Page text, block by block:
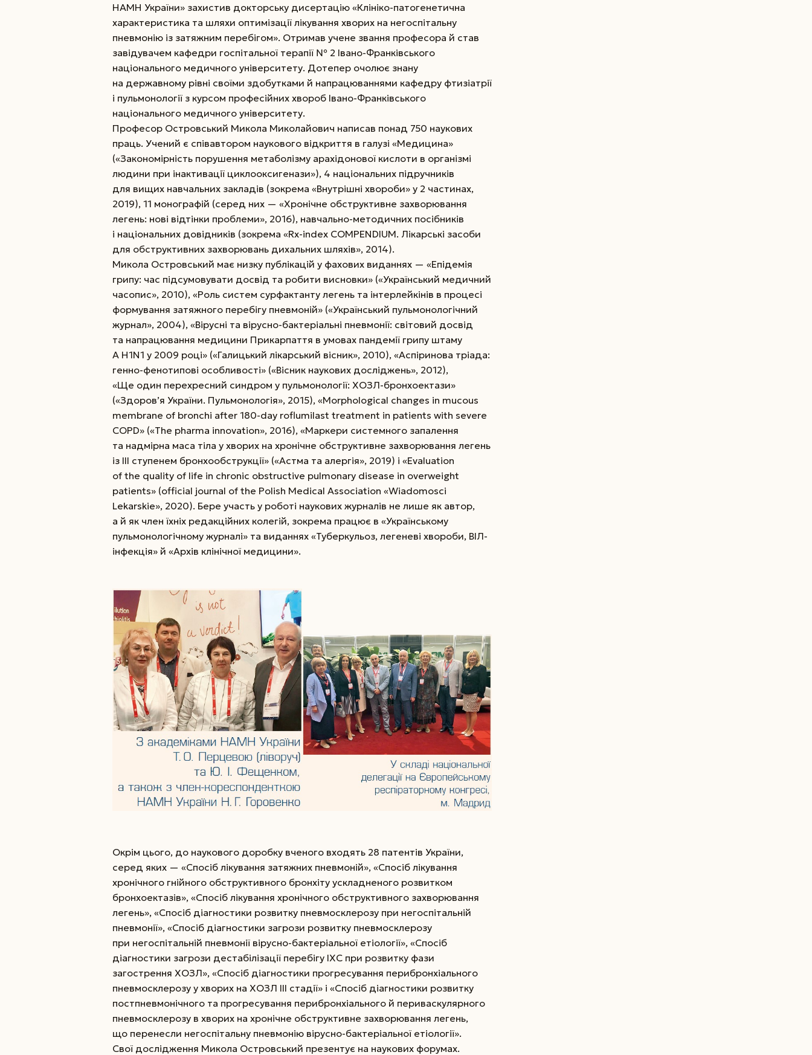
НАМН України» захистив докторську дисертацію «Клініко-патогенетична
характеристика та шляхи оптимізації лікування хворих на негоспітальну
пневмонію із затяжним перебігом». Отримав учене звання професора й став
завідувачем кафедри госпітальної терапії № 2 Івано-Франківського
національного медичного університету. Дотепер очолює знану
на державному рівні своїми здобутками й напрацюваннями кафедру фтизіатрії
і пульмонології з курсом професійних хвороб Івано-Франківського
національного медичного університету.
Професор Островський Микола Миколайович написав понад 750 наукових
праць. Учений є співавтором наукового відкриття в галузі «Медицина»
(«Закономірність порушення метаболізму арахідонової кислоти в організмі
людини при інактивації циклооксигенази»), 4 національних підручників
для вищих навчальних закладів (зокрема «Внутрішні хвороби» у 2 частинах,
2019), 11 монографій (серед них — «Хронічне обструктивне захворювання
легень: нові відтінки проблеми», 2016), навчально-методичних посібників
і національних довідників (зокрема «Rx-index COMPENDIUM. Лікарські засоби
для обструктивних захворювань дихальних шляхів», 2014).
Микола Островський має низку публікацій у фахових виданнях — «Епідемія
грипу: час підсумовувати досвід та робити висновки» («Український медичний
часопис», 2010), «Роль систем сурфактанту легень та інтерлейкінів в процесі
формування затяжного перебігу пневмоній» («Український пульмонологічний
журнал», 2004), «Вірусні та вірусно-бактеріальні пневмонії: світовий досвід
та напрацювання медицини Прикарпаття в умовах пандемії грипу штаму
А Н1N1 у 2009 році» («Галицький лікарський вісник», 2010), «Аспіринова тріада:
генно-фенотипові особливості» («Вісник наукових досліджень», 2012),
«Ще один перехресний синдром у пульмонології: ХОЗЛ-бронхоектази»
(«Здоров’я України. Пульмонологія», 2015), «Morphological changes in mucous
membrane of bronchi after 180-day roflumilast treatment in patients with severe
COPD» («The pharma innovation», 2016), «Маркери системного запалення
та надмірна маса тіла у хворих на хронічне обструктивне захворювання легень
із ІІІ ступенем бронхообструкції» («Астма та алергія», 2019) і «Evaluation
of the quality of life in chronic obstructive pulmonary disease in overweight
patients» (official journal of the Polish Medical Association «Wiadomosci
Lekarskie», 2020). Бере участь у роботі наукових журналів не лише як автор,
а й як член їхніх редакційних колегій, зокрема працює в «Українському
пульмонологічному журналі» та виданнях «Туберкульоз, легеневі хвороби, ВІЛ-
інфекція» й «Архів клінічної медицини».
Окрім цього, до наукового доробку вченого входять 28 патентів України,
серед яких — «Спосіб лікування затяжних пневмоній», «Спосіб лікування
хронічного гнійного обструктивного бронхіту ускладненого розвитком
бронхоектазів», «Спосіб лікування хронічного обструктивного захворювання
легень», «Cпосіб діагностики розвитку пневмосклерозу при негоспітальній
пневмонії», «Спосіб діагностики загрози розвитку пневмо­склерозу
при негоспітальній пневмонії вірусно-бактеріальної етіології», «Спосіб
діагностики загрози дестабілізації перебігу ІХС при розвитку фази
загострення ХОЗЛ», «Спосіб діагностики прогресування перибронхіального
пневмосклерозу у хворих на ХОЗЛ ІІІ стадії» і «Спосіб діагностики розвитку
постпневмонічного та прогресування перибронхіального й периваскулярного
пневмосклерозу в хворих на хронічне обструктивне захворювання легень,
що перенесли негоспітальну пневмонію вірусно-бактеріальної етіології».
Свої дослідження Микола Островський презентує на наукових форумах.